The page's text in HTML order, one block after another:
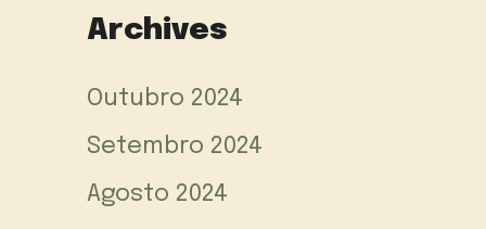
Archives
Outubro 2024
Setembro 2024
Agosto 2024